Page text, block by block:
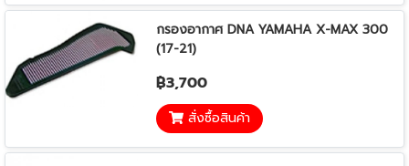
กรองอากาศ DNA YAMAHA X-MAX 300
(17-21)
฿3,700
สั่งซื้อสินค้า